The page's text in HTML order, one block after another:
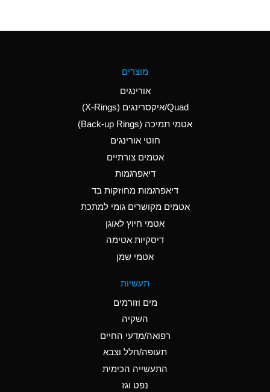
Aluminum Nitrate
(Aqueous)
Aluminum Phosphate
Ammonia Anhydrous
B
Ammonia Gas (cold)
A
Ammonia Gas (hot)
Ammonium Hydroxide
D
Ammonium Nitrate
מוצרים
אורינגים
Quad/איקסרינגים (X-Rings)
אטמי תמיכה (Back-up Rings)
חוטי אורינגים
אטמים צורתיים
דיאפרגמות
דיאפרגמות מחוזקות בד
אטמים מקושרים גומי למתכת
אטמי חיוץ לאוגן
דיסקיות אטימה
אטמי שמן
תעשיות
מים וזורמים
השקיה
רפואה/מדעי החיים
תעופה/חלל וצבא
התעשייה הכימית
נפט וגז